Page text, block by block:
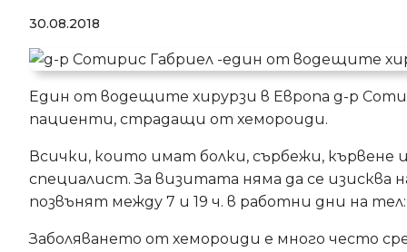
30.08.2018
Един от водещите хирурзи в Европа д-р
пациенти, страдащи от хемороиди.
Всички, които имат болки, сърбежи, кървене
специалист. За визитата няма да се изисква
позвънят между 7 и 19 ч. в работни дни на тел:
Заболяването от хемороиди е много често